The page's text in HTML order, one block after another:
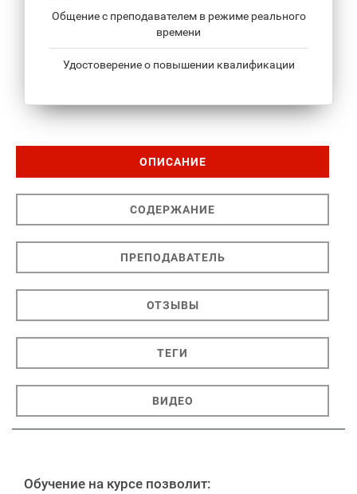
Общение с преподавателем в режиме реального
времени
Удостоверение о повышении квалификации
ОПИСАНИЕ
СОДЕРЖАНИЕ
ПРЕПОДАВАТЕЛЬ
ОТЗЫВЫ
ТЕГИ
ВИДЕО
Обучение на курсе позволит: